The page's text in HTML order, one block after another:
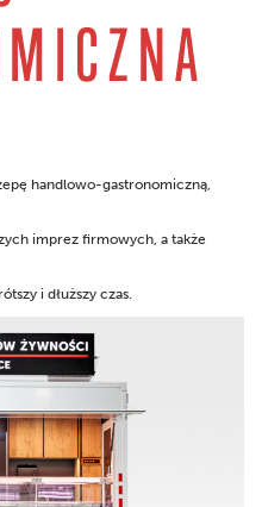
handlowo-gastronomiczną,
imprez firmowych, a także
i dłuższy czas.